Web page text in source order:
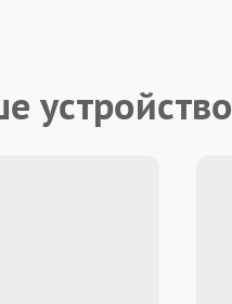
устройство